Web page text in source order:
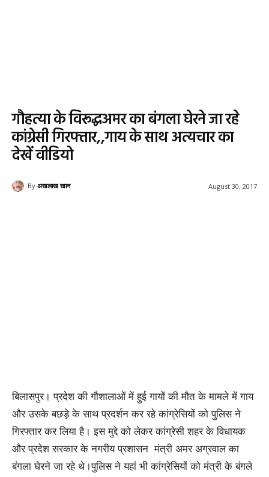
गौहत्या के विरूद्धअमर का बंगला घेरने जा रहे
कांग्रेसी गिरफ्तार,,गाय के साथ अत्यचार का
देखें वीडियो
By अखलाख खान August 30, 2017
बिलासपुर। प्रदेश की गौशालाओं में हुई गायों की मौत के मामले में गाय
और उसके बछड़े के साथ प्रदर्शन कर रहे कांग्रेसियों को पुलिस ने
गिरफ्तार कर लिया है। इस मुद्दे को लेकर कांग्रेसी शहर के विधायक
और प्रदेश सरकार के नगरीय प्रशासन मंत्री अमर अग्रवाल का
बंगला घेरने जा रहे थे।पुलिस ने यहां भी कांग्रेसियों को मंत्री के बंगले